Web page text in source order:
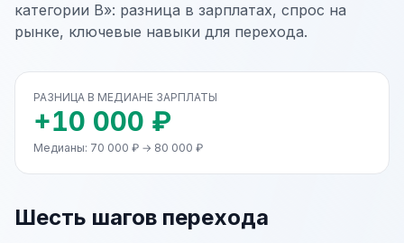
категории В»: разница в зарплатах, спрос на
рынке, ключевые навыки для перехода.
РАЗНИЦА В МЕДИАНЕ ЗАРПЛАТЫ
+10 000 ₽
Медианы: 70 000 ₽ → 80 000 ₽
Шесть шагов перехода